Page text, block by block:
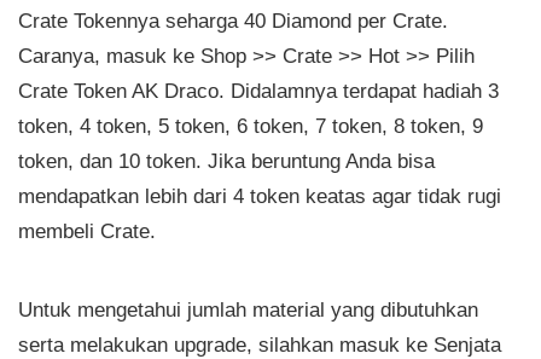
Crate Tokennya seharga 40 Diamond per Crate.
Caranya, masuk ke Shop >> Crate >> Hot >> Pilih
Crate Token AK Draco. Didalamnya terdapat hadiah 3
token, 4 token, 5 token, 6 token, 7 token, 8 token, 9
token, dan 10 token. Jika beruntung Anda bisa
mendapatkan lebih dari 4 token keatas agar tidak rugi
membeli Crate.
Untuk mengetahui jumlah material yang dibutuhkan
serta melakukan upgrade, silahkan masuk ke Senjata